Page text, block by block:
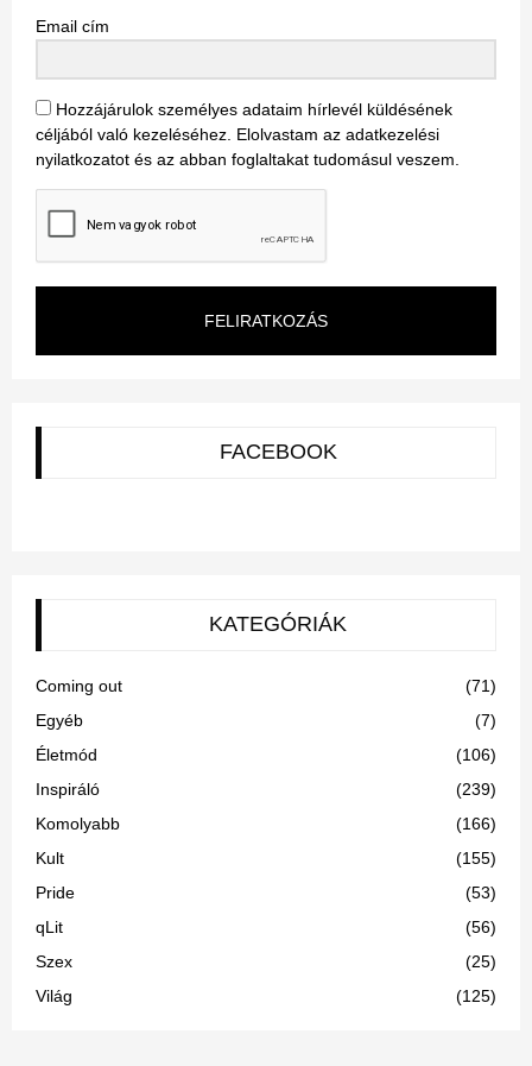
Email cím
Hozzájárulok személyes adataim hírlevél küldésének
céljából való kezeléséhez. Elolvastam az adatkezelési
nyilatkozatot és az abban foglaltakat tudomásul veszem.
FELIRATKOZÁS
FACEBOOK
KATEGÓRIÁK
Coming out
(71)
Egyéb
(7)
Életmód
(106)
Inspiráló
(239)
Komolyabb
(166)
Kult
(155)
Pride
(53)
qLit
(56)
Szex
(25)
Világ
(125)